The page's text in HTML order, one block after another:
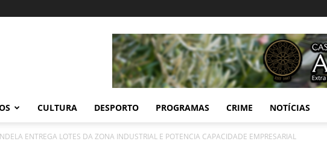
Trás-
e
CULTURA DESPORTO PROGRAMAS CRIME NOTÍCIAS
ENTREGA LOTES DA ZONA INDUSTRIAL E POTENCIA CAPACIDADE EMPRESARIAL